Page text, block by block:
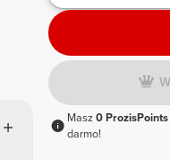
Masz0 ProzisPoints
darmo!